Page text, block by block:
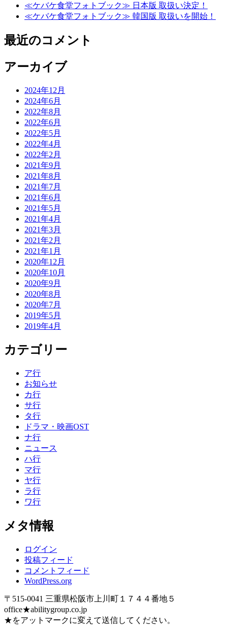
≪ケバケ食堂フォトブック≫ 日本版 取扱い決定！
≪ケバケ食堂フォトブック≫ 韓国版 取扱いを開始！
最近のコメント
アーカイブ
2024年12月
2024年6月
2022年8月
2022年6月
2022年5月
2022年4月
2022年2月
2021年9月
2021年8月
2021年7月
2021年6月
2021年5月
2021年4月
2021年3月
2021年2月
2021年1月
2020年12月
2020年10月
2020年9月
2020年8月
2020年7月
2019年5月
2019年4月
カテゴリー
ア行
お知らせ
カ行
サ行
タ行
ドラマ・映画OST
ナ行
ニュース
ハ行
マ行
ヤ行
ラ行
ワ行
メタ情報
ログイン
投稿フィード
コメントフィード
WordPress.org
〒515-0041 三重県松阪市上川町１７４４番地５
office★abilitygroup.co.jp
★をアットマークに変えて送信してください。